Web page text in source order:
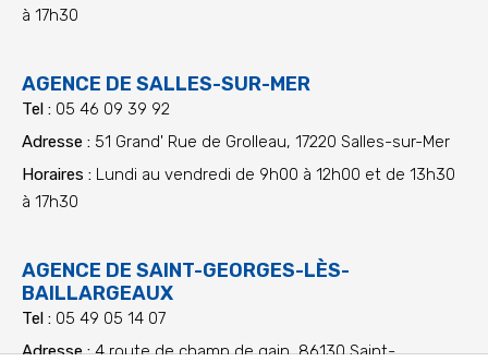
à 17h30
AGENCE DE SALLES-SUR-MER
Tel : 05 46 09 39 92
Adresse : 51 Grand' Rue de Grolleau, 17220 Salles-sur-Mer
Horaires : Lundi au vendredi de 9h00 à 12h00 et de 13h30
à 17h30
AGENCE DE SAINT-GEORGES-LÈS-
BAILLARGEAUX
Tel : 05 49 05 14 07
Adresse :4 route de champ de gain, 86130 Saint-